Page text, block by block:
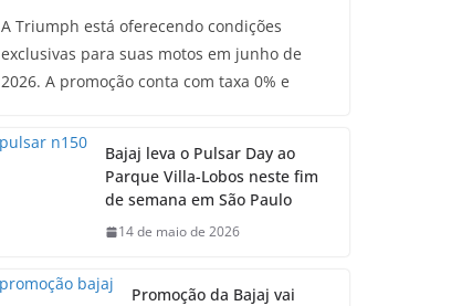
A Triumph está oferecendo condições
exclusivas para suas motos em junho de
2026. A promoção conta com taxa 0% e
Bajaj leva o Pulsar Day ao
Parque Villa-Lobos neste fim
de semana em São Paulo
14 de maio de 2026
Promoção da Bajaj vai